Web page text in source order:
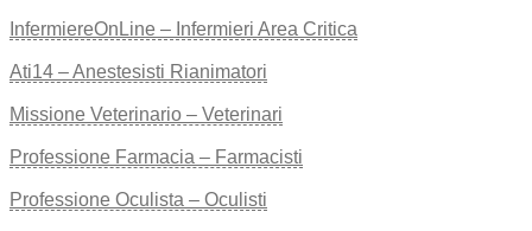
InfermiereOnLine – Infermieri Area Critica
Ati14 – Anestesisti Rianimatori
Missione Veterinario – Veterinari
Professione Farmacia – Farmacisti
Professione Oculista – Oculisti